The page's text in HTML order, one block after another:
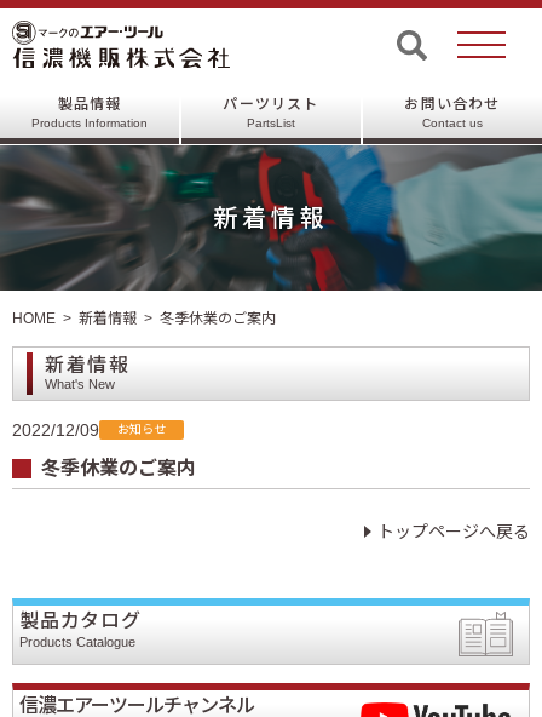
製品情報
Products Information
パーツリスト
PartsList
お問い合わせ
Contact us
新着情報
HOME 新着情報 冬季休業のご案内
新着情報
What's New
2022/12/09 お知らせ
冬季休業のご案内
トップページへ戻る
製品カタログ
Products Catalogue
信濃エアーツールチャンネル